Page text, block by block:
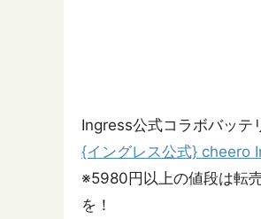
Ingress公式コラボバッ
{イングレス公式} cheero
※5980円以上の値段は転
を！